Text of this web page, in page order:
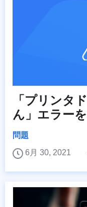
「プリンタ
ん」エラー
問題
6月 30, 2021